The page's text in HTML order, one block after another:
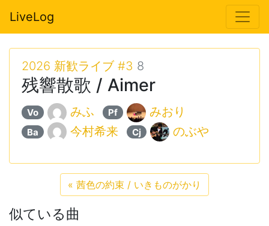
LiveLog
2026 新歓ライブ #3 8
残響散歌 / Aimer
Vo みふ Pf みおり
Ba 今村希来 Cj のぶや
« 茜色の約束 / いきものがかり
似ている曲